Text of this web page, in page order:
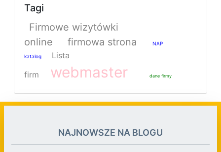
Tagi
Firmowe wizytówki
online
firmowa strona NAP
katalog
Lista
firm
webmaster dane firmy
NAJNOWSZE NA BLOGU